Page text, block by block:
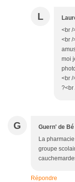
L
<br /
<br /
moi
<br /
?<br
G Guern' de Bé
La
groupe
Répondre